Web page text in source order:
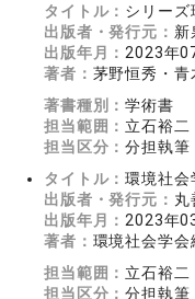
タイトル： シリー
出版者・発行元： 新
出版年月： 2023年
著者： 茅野恒秀・青
著書種別：学術書
担当範囲： 立石裕
担当区分：分担執筆
タイトル：環境社会
出版者・発行元： 丸
出版年月： 2023年
著者： 環境社会学会
担当範囲： 立石裕二
担当区分：分担執筆